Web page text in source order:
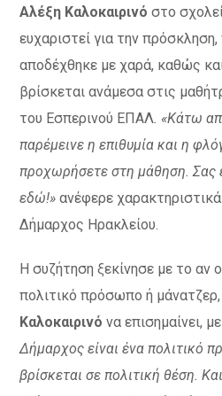
Αλέξη Καλοκαιρινό στο
ευχαριστεί για την πρόσκληση,
αποδέχθηκε με χαρά, καθώς και
βρίσκεται ανάμεσα στις
του Εσπερινού ΕΠΑΛ. «Κάτω
παρέμεινε η επιθυμία και η
προχωρήσετε στη μάθηση. Σας
εδώ!» ανέφερε
Δήμαρχος Ηρακλείου.
Η συζήτηση ξεκίνησε με το αν
πολιτικό πρόσωπο ή
Καλοκαιρινό να επισημαίνει,
Δήμαρχος είναι ένα πολιτικό
βρίσκεται σε πολιτική θέση.